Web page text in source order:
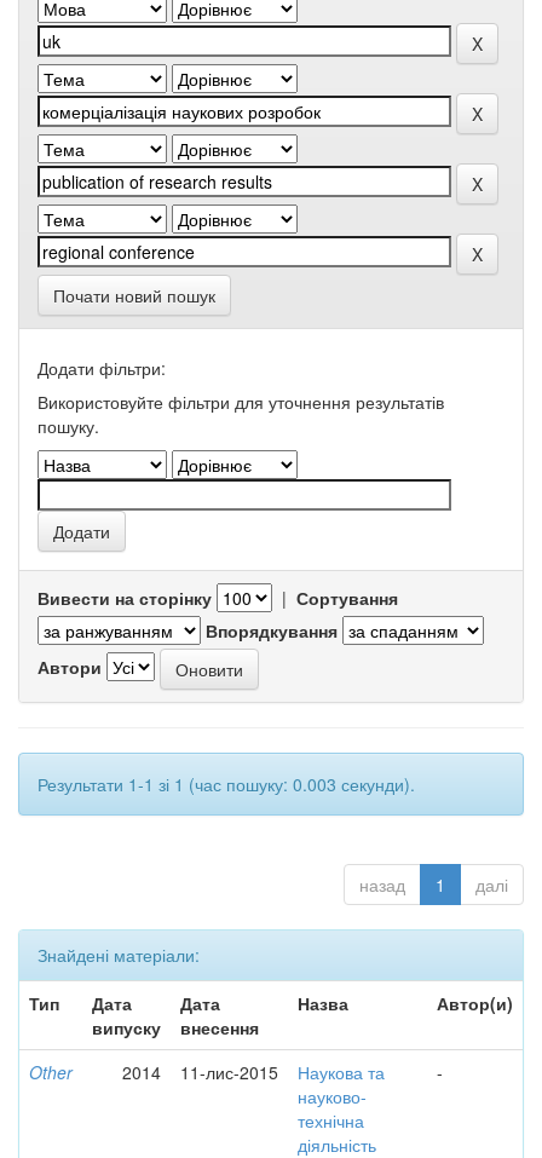
Почати новий пошук
Додати фільтри:
Використовуйте фільтри для уточнення результатів
пошуку.
Вивести на сторінку | Сортування
Впорядкування
Автори
Результати 1-1 зі 1 (час пошуку: 0.003 секунди).
назад 1 далі
Знайдені матеріали:
Тип
Дата
випуску
Дата
внесення
Назва Автор(и)
Other 2014 11-лис-2015
Наукова та
науково-
технічна
діяльність
-